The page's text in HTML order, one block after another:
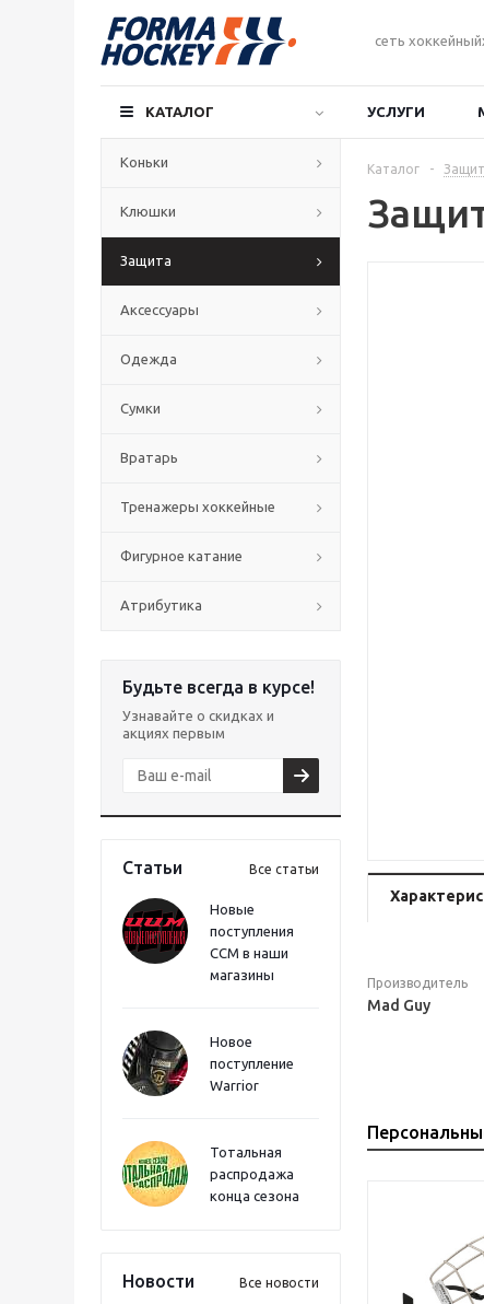
сеть
КАТАЛОГ УСЛУГИ
Коньки
Клюшки
Защита
Аксессуары
Одежда
Сумки
Вратарь
Тренажеры хоккейные
Фигурное катание
Атрибутика
Будьте всегда в курсе!
Узнавайте о скидках и
акциях первым
Статьи Все статьи
Новые
поступления
CCM в наши
магазины
Новое
поступление
Warrior
Тотальная
распродажа
конца сезона
Новости Все новости
Каталог -
Производитель
Mad Guy